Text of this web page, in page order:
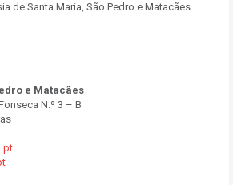
e Matacães
N.º 3 – B